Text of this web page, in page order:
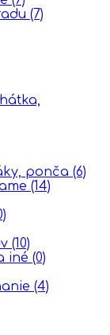
(7)
ponča (6)
(14)
(10)
iné (0)
(4)